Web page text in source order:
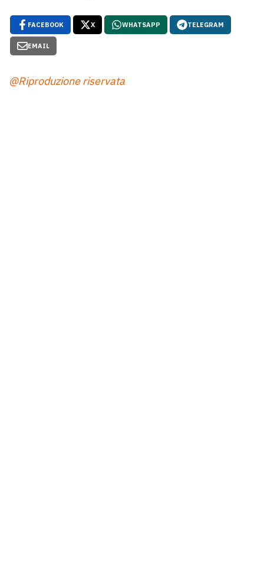
FACEBOOK X WHATSAPP TELEGRAM
EMAIL
@Riproduzione riservata